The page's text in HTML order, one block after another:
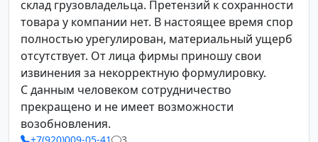
склад грузовладельца. Претензий к сохранности
товара у компании нет. В настоящее время спор
полностью урегулирован, материальный ущерб
отсутствует. От лица фирмы приношу свои
извинения за некорректную формулировку.
С данным человеком сотрудничество
прекращено и не имеет возможности
возобновления.